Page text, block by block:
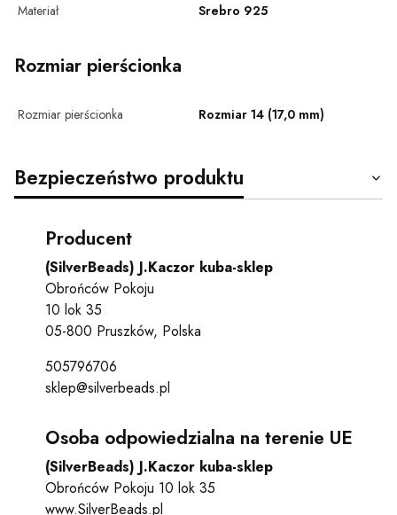
Materiał Srebro 925
Rozmiar pierścionka
Rozmiar pierścionka Rozmiar 14 (17,0 mm)
Bezpieczeństwo produktu
Producent
(SilverBeads) J.Kaczor kuba-sklep
Obrońców Pokoju
10 lok 35
05-800 Pruszków, Polska
505796706
sklep@silverbeads.pl
Osoba odpowiedzialna na terenie UE
(SilverBeads) J.Kaczor kuba-sklep
Obrońców Pokoju 10 lok 35
www.SilverBeads.pl